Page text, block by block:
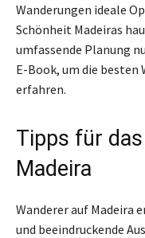
Wanderungen ideale
Schönheit Madeiras
umfassende Planung
E-Book, um die besten
erfahren.
Tipps für
Madeira
Wanderer auf Madeira
und beeindruckende